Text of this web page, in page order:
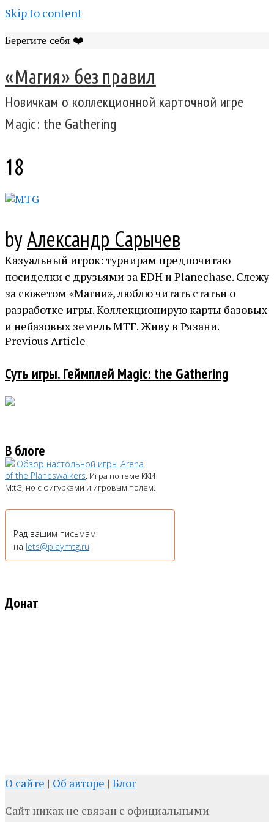
Skip to content
Берегите себя ❤️
«Магия» без правил
Новичкам о коллекционной карточной игре
Magic: the Gathering
18
byАлександр Сарычев
Казуальный игрок: турнирам предпочитаю
посиделки с друзьями за EDH и Planechase. Слежу
за сюжетом «Магии», люблю читать статьи о
разработке игры. Коллекционирую карты базовых
и небазовых земель МТГ. Живу в Рязани.
Previous Article
Суть игры. Геймплей Magic: the Gathering
В блоге
Обзор настольной игры Arena
of the Planeswalkers. Игра по теме ККИ
M:tG, но с фигурками и игровым полем.
Рад вашим письмам
на lets@playmtg.ru
Донат
О сайте | Об авторе | Блог
Сайт никак не связан с официальными